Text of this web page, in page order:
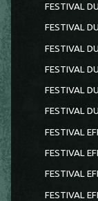
FESTIVAL
FESTIVAL
FESTIVAL
FESTIVAL
FESTIVAL
FESTIVAL
FESTIVAL
FESTIVAL
FESTIVAL
FESTIVAL